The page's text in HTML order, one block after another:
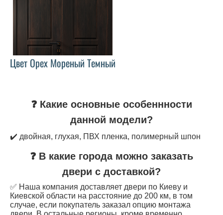
Цвет Орех Мореный Темный
❓ Какие основные особеннности
данной модели?
✔️ двойная, глухая, ПВХ пленка, полимерный шпон
❓ В какие города можно заказать
двери с доставкой?
✅ Наша компания доставляет двери по Киеву и
Киевской области на расстояние до 200 км, в том
случае, если покупатель заказал опцию монтажа